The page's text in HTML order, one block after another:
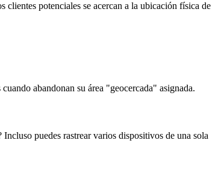
potenciales se acercan a la ubicación física de
abandonan su área "geocercada" asignada.
puedes rastrear varios dispositivos de una sola